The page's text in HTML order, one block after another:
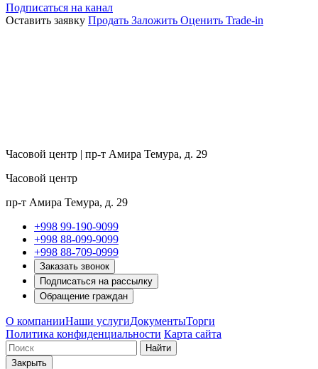
Подписаться на канал
Оставить заявку Продать Заложить Оценить Trade-in
Часовой центр | пр-т Амира Темура, д. 29
Часовой центр
пр-т Амира Темура, д. 29
+998 99-190-9099
+998 88-099-9099
+998 88-709-0999
Заказать звонок
Подписаться на рассылку
Обращение граждан
О компанииНаши услугиДокументыТорги
Политика конфиденциальности Карта сайта
Найти
Закрыть